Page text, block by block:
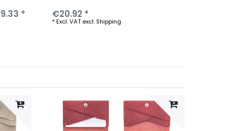
* €20.92 *
*Excl. VAT excl. Shipping